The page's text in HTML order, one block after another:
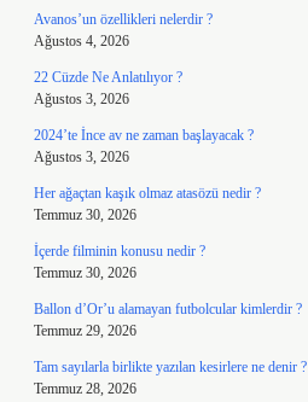
Avanos’un özellikleri nelerdir ?
Ağustos 4, 2026
22 Cüzde Ne Anlatılıyor ?
Ağustos 3, 2026
2024’te İnce av ne zaman başlayacak ?
Ağustos 3, 2026
Her ağaçtan kaşık olmaz atasözü nedir ?
Temmuz 30, 2026
İçerde filminin konusu nedir ?
Temmuz 30, 2026
Ballon d’Or’u alamayan futbolcular kimlerdir ?
Temmuz 29, 2026
Tam sayılarla birlikte yazılan kesirlere ne denir ?
Temmuz 28, 2026